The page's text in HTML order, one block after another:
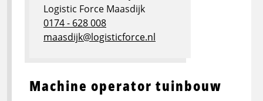
Machine operator tuinbouw
Logistic Force Maasdijk
0174 - 628 008
maasdijk@logisticforce.nl